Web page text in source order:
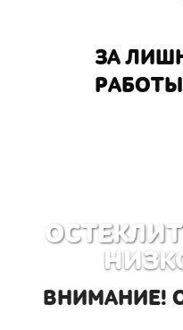
ЗА
РАБОТЫ
ВНИМАНИЕ!